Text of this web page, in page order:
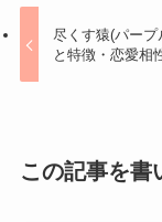
尽くす猿(パープ
と特徴・恋愛相
この記事を書